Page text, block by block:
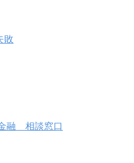
敗
融 相談窓口